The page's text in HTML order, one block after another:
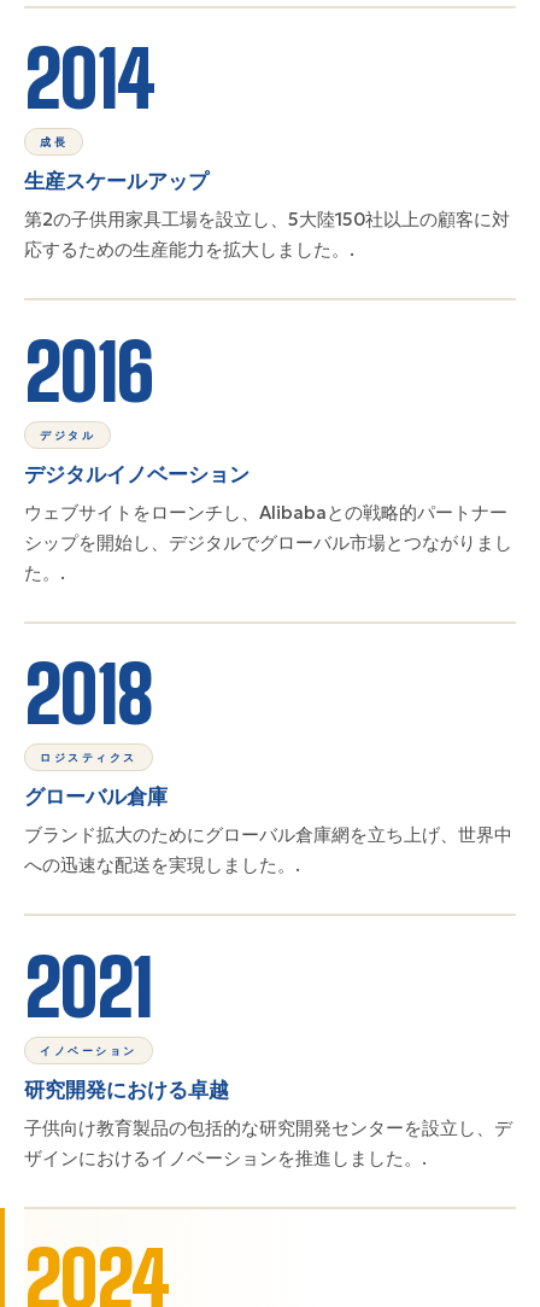
2014
成長
生産スケールアップ
第2の子供用家具工場を設立し、5大陸150社以上の顧客に対
応するための生産能力を拡大しました。.
2016
デジタル
デジタルイノベーション
ウェブサイトをローンチし、Alibabaとの戦略的パートナー
シップを開始し、デジタルでグローバル市場とつながりまし
た。.
2018
ロジスティクス
グローバル倉庫
ブランド拡大のためにグローバル倉庫網を立ち上げ、世界中
への迅速な配送を実現しました。.
2021
イノベーション
研究開発における卓越
子供向け教育製品の包括的な研究開発センターを設立し、デ
ザインにおけるイノベーションを推進しました。.
2024